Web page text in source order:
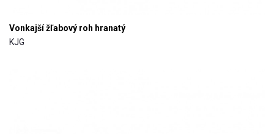
Vonkajší žľabový roh hranatý
KJG